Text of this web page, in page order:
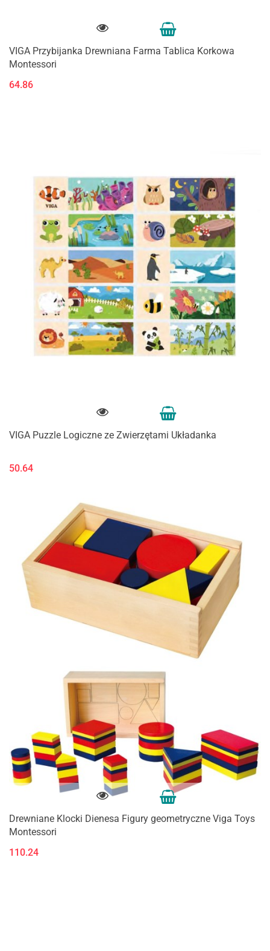
VIGA Przybijanka Drewniana Farma Tablica Korkowa
Montessori
64.86
VIGA Puzzle Logiczne ze Zwierzętami Układanka
50.64
Drewniane Klocki Dienesa Figury geometryczne Viga Toys
Montessori
110.24